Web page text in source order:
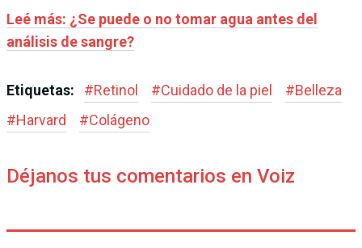
Leé más: ¿Se puede o no tomar agua antes del
análisis de sangre?
Etiquetas: #Retinol #Cuidado de la piel #Belleza
#Harvard #Colágeno
Déjanos tus comentarios en Voiz